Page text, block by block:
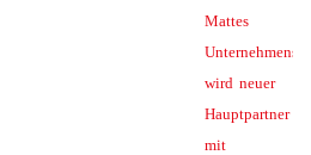
Mattes
wird neuer
Hauptpartner
mit